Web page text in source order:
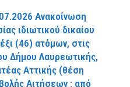
Ανακοίνωση
ιδιωτικού δικαίου
(46) ατόμων, στις
Δήμου Λαυρεωτικής,
Αττικής (θέση
Αιτήσεων : από